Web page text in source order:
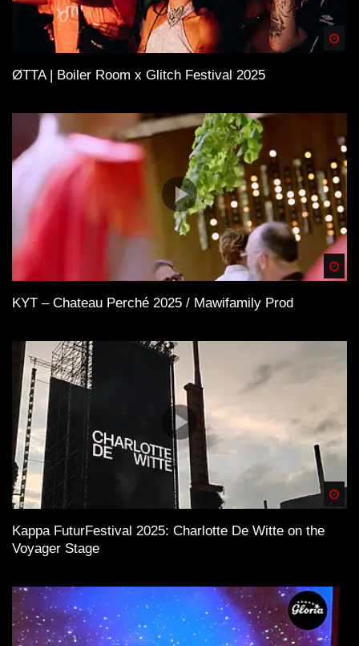
ØTTA | Boiler Room x Glitch Festival 2025
KYT – Chateau Perché 2025 / Mawifamily Prod
Kappa FuturFestival 2025: Charlotte De Witte on the
Voyager Stage